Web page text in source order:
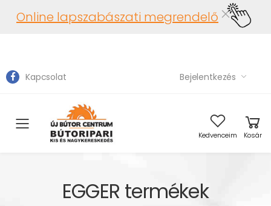
Online lapszabászati megrendelő
Kapcsolat Bejelentkezés
Toggle mobile menu Kedvenceim Kosár
EGGER termékek